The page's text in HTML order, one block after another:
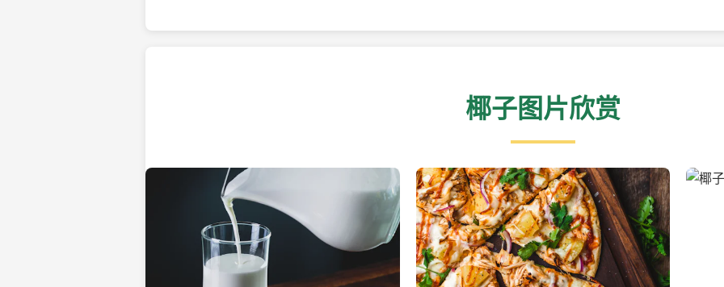
椰子图片欣赏